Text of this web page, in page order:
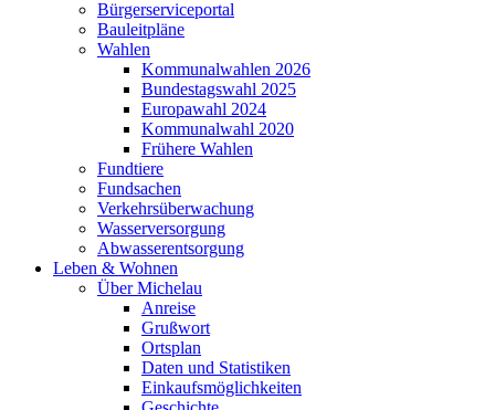
Bürgerserviceportal
Bauleitpläne
Wahlen
Kommunalwahlen 2026
Bundestagswahl 2025
Europawahl 2024
Kommunalwahl 2020
Frühere Wahlen
Fundtiere
Fundsachen
Verkehrsüberwachung
Wasserversorgung
Abwasserentsorgung
Leben & Wohnen
Über Michelau
Anreise
Grußwort
Ortsplan
Daten und Statistiken
Einkaufsmöglichkeiten